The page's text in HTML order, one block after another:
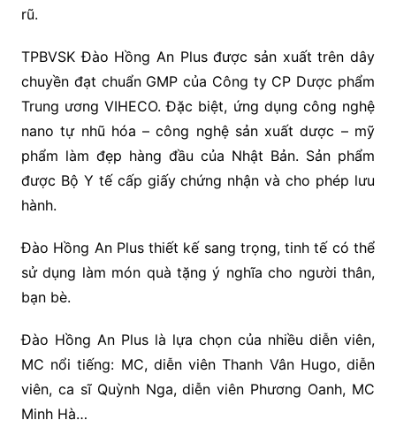
rũ.
TPBVSK Đào Hồng An Plus được sản xuất trên dây
chuyền đạt chuẩn GMP của Công ty CP Dược phẩm
Trung ương VIHECO. Đặc biệt, ứng dụng công nghệ
nano tự nhũ hóa – công nghệ sản xuất dược – mỹ
phẩm làm đẹp hàng đầu của Nhật Bản. Sản phẩm
được Bộ Y tế cấp giấy chứng nhận và cho phép lưu
hành.
Đào Hồng An Plus thiết kế sang trọng, tinh tế có thể
sử dụng làm món quà tặng ý nghĩa cho người thân,
bạn bè.
Đào Hồng An Plus là lựa chọn của nhiều diễn viên,
MC nổi tiếng: MC, diễn viên Thanh Vân Hugo, diễn
viên, ca sĩ Quỳnh Nga, diễn viên Phương Oanh, MC
Minh Hà…